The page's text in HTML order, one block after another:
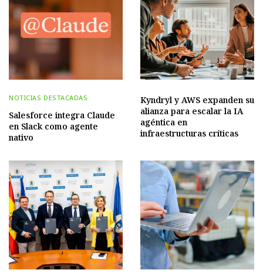
NOTICIAS DESTACADAS
Salesforce integra Claude
en Slack como agente
nativo
Kyndryl y AWS expanden su
alianza para escalar la IA
agéntica en
infraestructuras críticas